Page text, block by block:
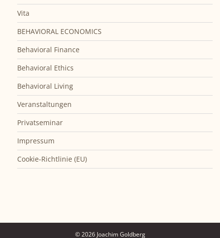
Vita
BEHAVIORAL ECONOMICS
Behavioral Finance
Behavioral Ethics
Behavioral Living
Veranstaltungen
Privatseminar
Impressum
Cookie-Richtlinie (EU)
© 2026 Joachim Goldberg